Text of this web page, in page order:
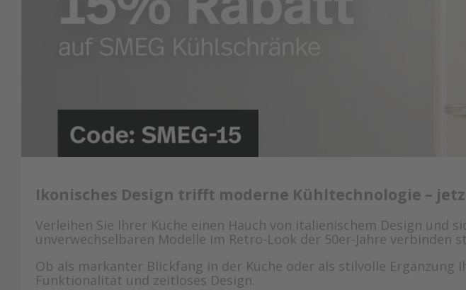
Ikonisches Design trifft moderne Kühltechnologie –
Verleihen Sie Ihrer Küche einen Hauch von italienischem Design und
unverwechselbaren Modelle im Retro-Look der 50er-Jahre
Ob als markanter Blickfang in der Küche oder als stilvolle Ergänzung
Funktionalität und zeitloses Design.